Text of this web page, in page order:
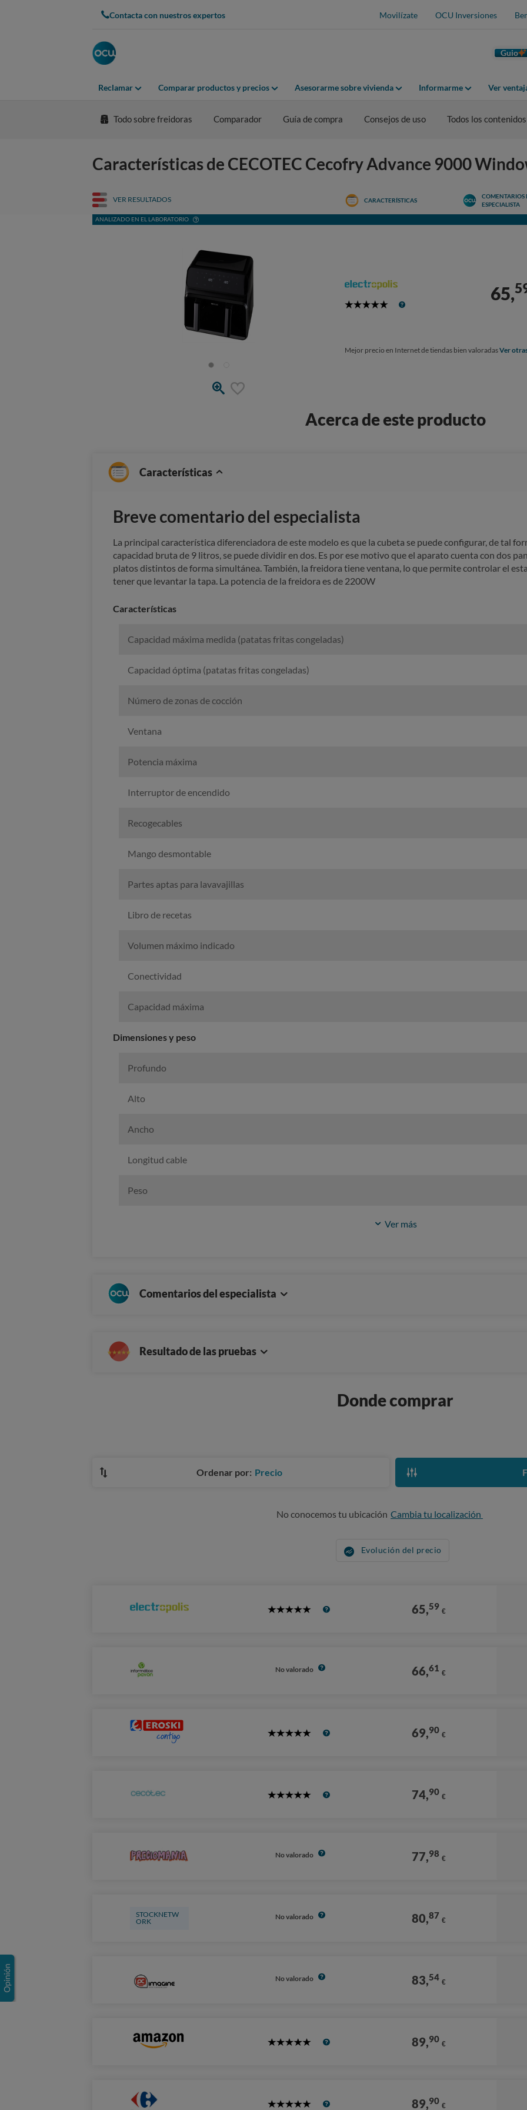
Contacta con nuestros expertos Movilízate OCU Inversiones
Guio
Reclamar Comparar productos y precios Asesorarme sobre vivienda Informarme Ver
Todo sobre freidoras Comparador Guía de compra Consejos de uso Todos los contenidos
Características de CECOTEC Cecofry Advance 9000
VER RESULTADOS
ANALIZADO EN EL LABORATORIO
CARACTERÍSTICAS
COMENTARIOS
ESPECIALISTA
5
65,
Mejor precio en Internet de tiendas bien valoradasVer
Acerca de este producto
Características
Breve comentario del especialista
La principal característica diferenciadora de este modelo es que la cubeta se puede configurar, de tal
capacidad bruta de 9 litros, se puede dividir en dos. Es por ese motivo que el aparato cuenta con dos
platos distintos de forma simultánea. También, la freidora tiene ventana, lo que permite controlar el
tener que levantar la tapa. La potencia de la freidora es de 2200W
Características
Capacidad máxima medida (patatas fritas congeladas)
Capacidad óptima (patatas fritas congeladas)
Número de zonas de cocción
Ventana
Potencia máxima
Interruptor de encendido
Recogecables
Mango desmontable
Partes aptas para lavavajillas
Libro de recetas
Volumen máximo indicado
Conectividad
Capacidad máxima
Dimensiones y peso
Profundo
Alto
Ancho
Longitud cable
Peso
Ver más
Comentarios del especialista
Resultado de las pruebas
Donde comprar
Ordenar por: Precio
No conocemos tu ubicación Cambia tu localización
Evolución del precio
5
65,59 €
No valorado 66,61 €
5
69,90 €
5
74,90 €
No valorado 77,98 €
STOCKNETW
ORK
No valorado 80,87 €
No valorado 83,54 €
5
89,90 €
5 89,90 €